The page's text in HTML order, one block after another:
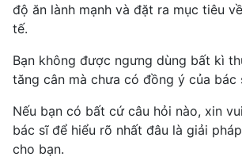
độ ăn lành mạnh và đặt ra mục tiêu
tế.
Bạn không được ngưng dùng bất kì
tăng cân mà chưa có đồng ý của bác
Nếu bạn có bất cứ câu hỏi nào, xin
bác sĩ để hiểu rõ nhất đâu là giải
cho bạn.